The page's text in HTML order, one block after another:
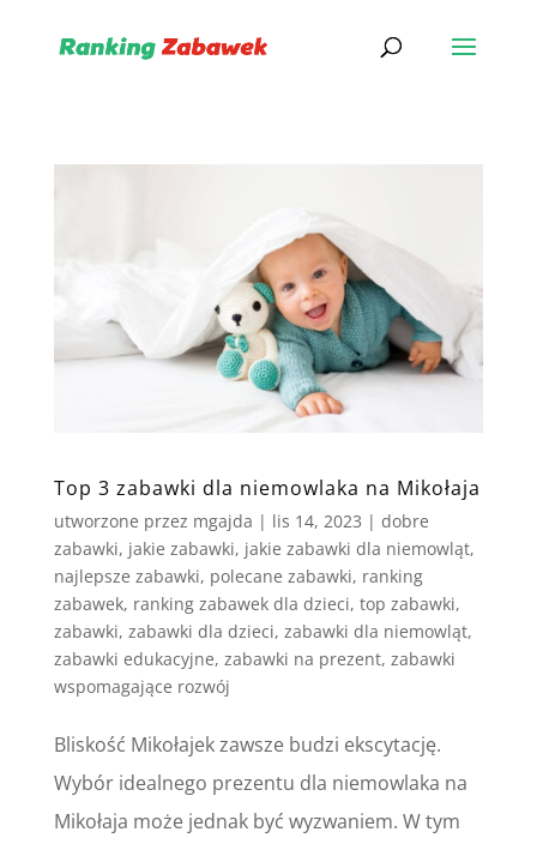
Top 3 zabawki dla niemowlaka na Mikołaja
utworzone przez mgajda | lis 14, 2023 | dobre
zabawki, jakie zabawki, jakie zabawki dla niemowląt,
najlepsze zabawki, polecane zabawki, ranking
zabawek, ranking zabawek dla dzieci, top zabawki,
zabawki, zabawki dla dzieci, zabawki dla niemowląt,
zabawki edukacyjne, zabawki na prezent, zabawki
wspomagające rozwój
Bliskość Mikołajek zawsze budzi ekscytację.
Wybór idealnego prezentu dla niemowlaka na
Mikołaja może jednak być wyzwaniem. W tym